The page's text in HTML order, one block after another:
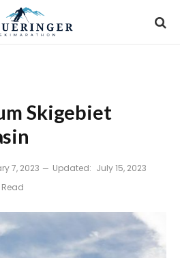
Skigebiet
7, 2023 Updated: July 15, 2023
Read